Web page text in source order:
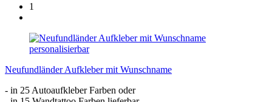
1
Neufundländer Aufkleber mit Wunschname
- in 25 Autoaufkleber Farben oder